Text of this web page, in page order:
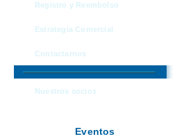
Registro y Reembolso
Estrategia Comercial
Contactarnos
Nuestros socios
Eventos